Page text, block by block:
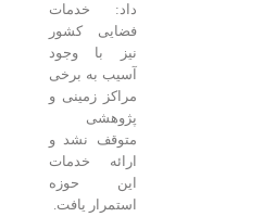
داد: خدمات
فضایی کشور
نیز با وجود
آسیب به برخی
مراکز زمینی و
پژوهشی
متوقف نشد و
ارائه خدمات
این حوزه
استمرار یافت.